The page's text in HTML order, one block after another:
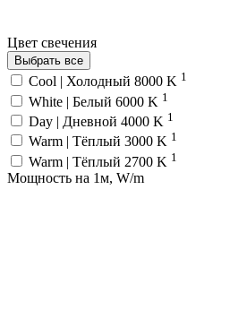
Цвет свечения
Выбрать все
Cool | Холодный 8000 K 1
White | Белый 6000 K 1
Day | Дневной 4000 K 1
Warm | Тёплый 3000 K 1
Warm | Тёплый 2700 K 1
Мощность на 1м, W/m